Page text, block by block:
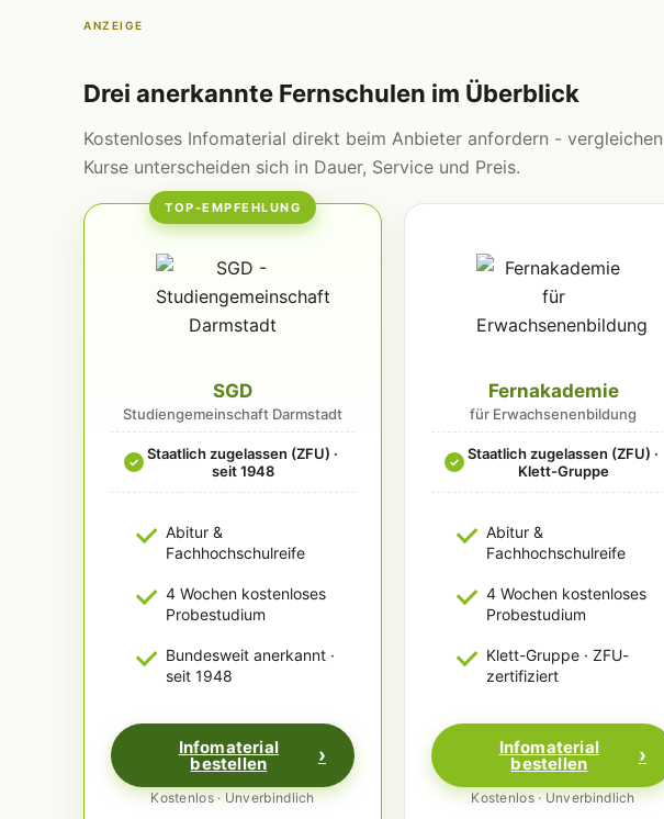
ANZEIGE
Drei anerkannte Fernschulen im Überblick
Kostenloses Infomaterial direkt beim Anbieter anfordern -
Kurse unterscheiden sich in Dauer, Service und Preis.
TOP-EMPFEHLUNG
SGD
Studiengemeinschaft Darmstadt
✓ Staatlich zugelassen (ZFU) ·
seit 1948
Abitur &
Fachhochschulreife
4 Wochen kostenloses
Probestudium
Bundesweit anerkannt ·
seit 1948
Infomaterial
bestellen
Kostenlos · Unverbindlich
Fernakademie
für Erwachsenenbildung
✓ Staatlich zugelassen (ZFU) ·
Klett-Gruppe
Abitur &
Fachhochschulreife
4 Wochen kostenloses
Probestudium
Klett-Gruppe · ZFU-
zertifiziert
Infomaterial
bestellen
Kostenlos · Unverbindlich